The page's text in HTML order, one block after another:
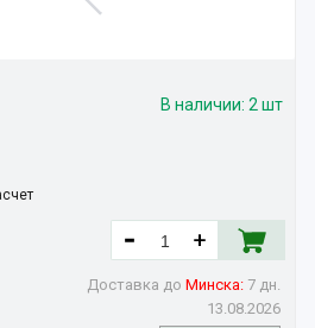
В наличии: 2 шт
Доставка до Минска: 7 дн.
13.08.2026